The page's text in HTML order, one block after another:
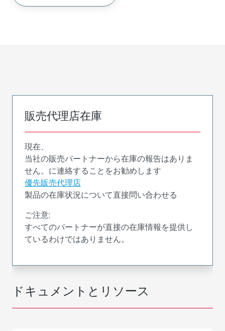
ドキュメントとリソース
販売代理店在庫
現在、
当社の販売パートナーから在庫の報告はありま
せん。に連絡することをお勧めします
優先販売代理店
製品の在庫状況について直接問い合わせる
ご注意:
すべてのパートナーが直接の在庫情報を提供し
ているわけではありません。